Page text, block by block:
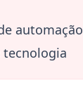
automação
tecnologia